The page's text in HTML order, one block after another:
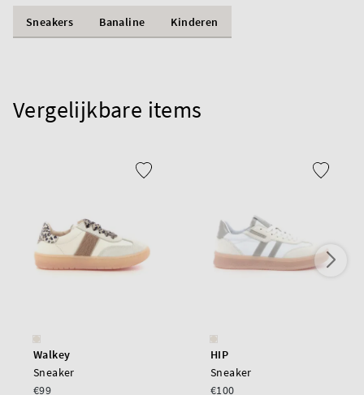
Sneakers Banaline Kinderen
Vergelijkbare items
Walkey
Sneaker
€99
HIP
Sneaker
€100